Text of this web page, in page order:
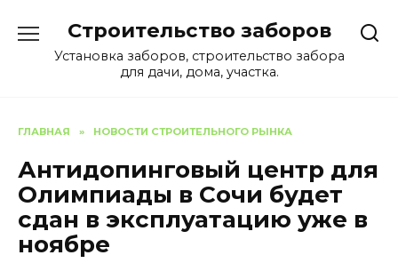
содержанию
Строительство заборов
Установка заборов, строительство забора
для дачи, дома, участка.
ГЛАВНАЯ » НОВОСТИ СТРОИТЕЛЬНОГО РЫНКА
Антидопинговый центр для
Олимпиады в Сочи будет
сдан в эксплуатацию уже в
ноябре